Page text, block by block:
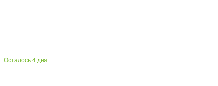
Осталось 4дня